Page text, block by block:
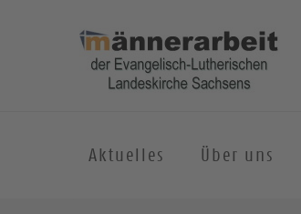
Aktuelles Über uns